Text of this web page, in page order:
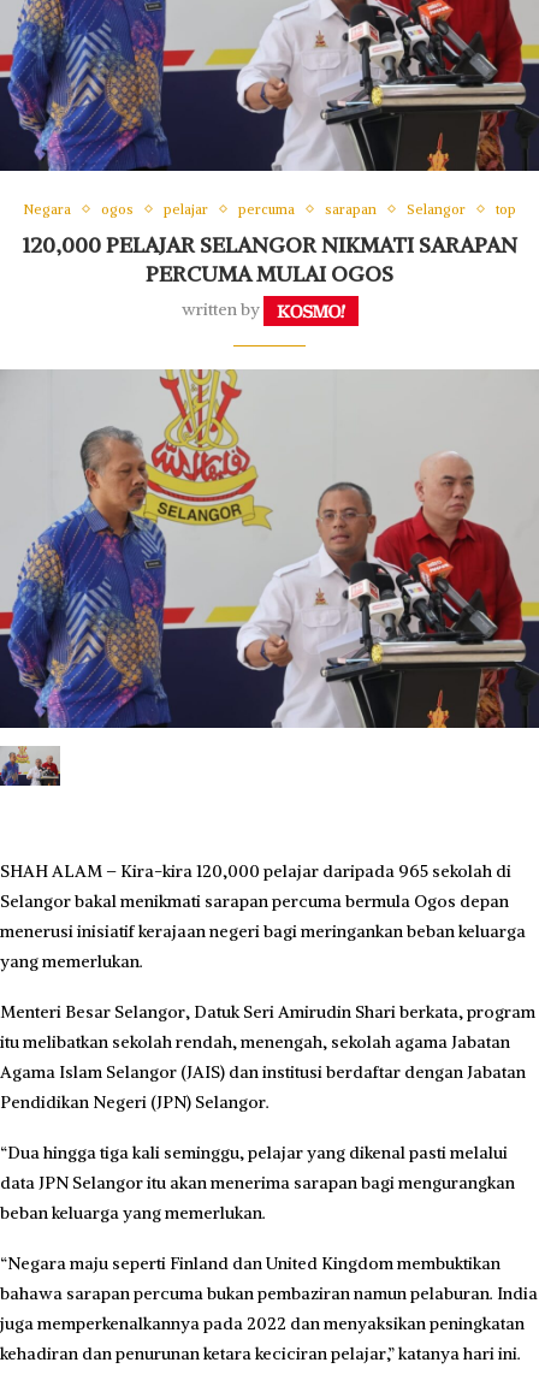
Negara ogos pelajar percuma sarapan Selangor top
120,000 PELAJAR SELANGOR NIKMATI SARAPAN
PERCUMA MULAI OGOS
written by
SHAH ALAM – Kira-kira 120,000 pelajar daripada 965 sekolah di
Selangor bakal menikmati sarapan percuma bermula Ogos depan
menerusi inisiatif kerajaan negeri bagi meringankan beban keluarga
yang memerlukan.
Menteri Besar Selangor, Datuk Seri Amirudin Shari berkata, program
itu melibatkan sekolah rendah, menengah, sekolah agama Jabatan
Agama Islam Selangor (JAIS) dan institusi berdaftar dengan Jabatan
Pendidikan Negeri (JPN) Selangor.
“Dua hingga tiga kali seminggu, pelajar yang dikenal pasti melalui
data JPN Selangor itu akan menerima sarapan bagi mengurangkan
beban keluarga yang memerlukan.
“Negara maju seperti Finland dan United Kingdom membuktikan
bahawa sarapan percuma bukan pembaziran namun pelaburan. India
juga memperkenalkannya pada 2022 dan menyaksikan peningkatan
kehadiran dan penurunan ketara keciciran pelajar,” katanya hari ini.